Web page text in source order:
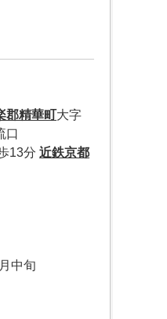
郡精華町大字
口
13分近鉄京都
中旬